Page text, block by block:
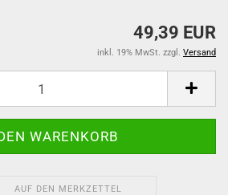
49,39 EUR
inkl. 19% MwSt. zzgl. Versand
AUF DEN MERKZETTEL